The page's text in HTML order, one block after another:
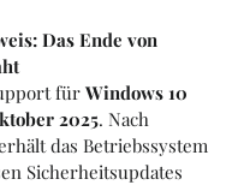
Das Ende von
für Windows 10
2025. Nach
das Betriebssystem
Sicherheitsupdates